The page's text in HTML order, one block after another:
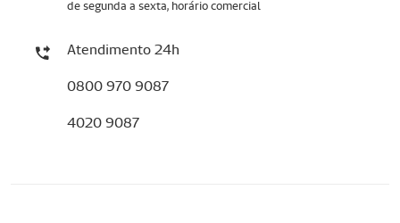
de segunda a sexta, horário comercial
Atendimento 24h
0800 970 9087
4020 9087